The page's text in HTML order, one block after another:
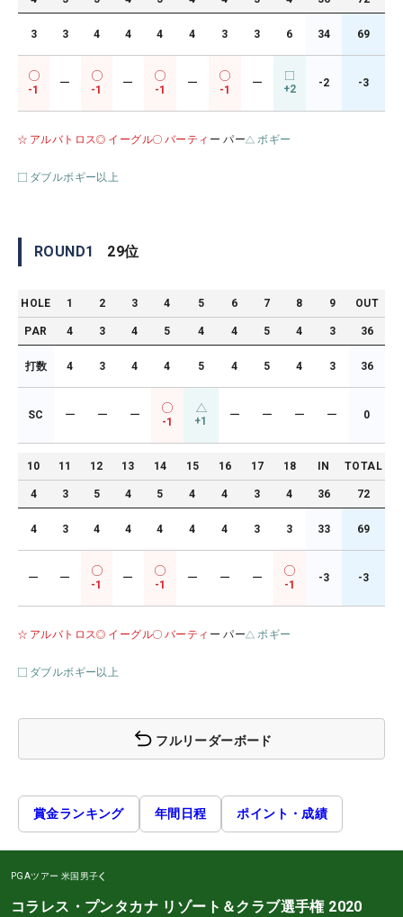
3 3 4 4 4 4 3 3 6 34 69
-1
ー
-1
ー
-1
ー
-1
ー +2 -2 -3
アルバトロス イーグル バーティ ー パー ボギー
ダブルボギー以上
ROUND1 29位
HOLE 1 2 3 4 5 6 7 8 9 OUT
PAR 4 3 4 5 4 4 5 4 3 36
打数 4 3 4 4 5 4 5 4 3 36
SC ー ー ー
-1 +1 ー ー ー ー 0
10 11 12 13 14 15 16 17 18 IN TOTAL
4 3 5 4 5 4 4 3 4 36 72
4 3 4 4 4 4 4 3 3 33 69
ー ー
-1
ー
-1
ー ー ー
-1
-3 -3
アルバトロス イーグル バーティ ー パー ボギー
ダブルボギー以上
フルリーダーボード
賞金ランキング 年間日程 ポイント・成績
PGAツアー 米国男子
コラレス・プンタカナ リゾート＆クラブ選手権 2020